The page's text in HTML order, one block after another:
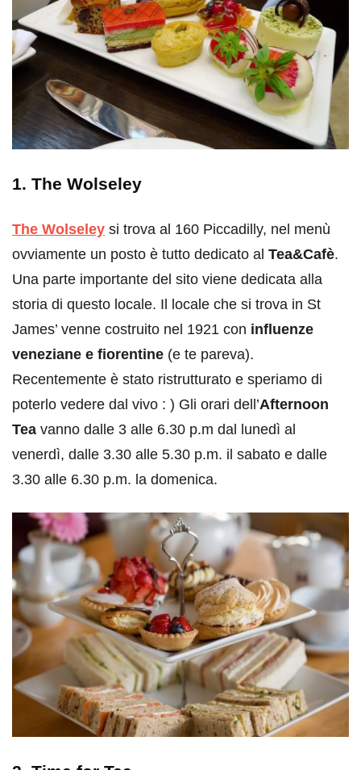
1. The Wolseley
The Wolseley si trova al 160 Piccadilly, nel menù
ovviamente un posto è tutto dedicato al Tea&Cafè.
Una parte importante del sito viene dedicata alla
storia di questo locale. Il locale che si trova in St
James’ venne costruito nel 1921 con influenze
veneziane e fiorentine (e te pareva).
Recentemente è stato ristrutturato e speriamo di
poterlo vedere dal vivo : ) Gli orari dell’Afternoon
Tea vanno dalle 3 alle 6.30 p.m dal lunedì al
venerdì, dalle 3.30 alle 5.30 p.m. il sabato e dalle
3.30 alle 6.30 p.m. la domenica.